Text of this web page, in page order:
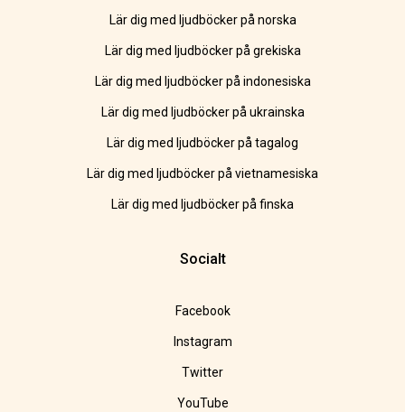
Lär dig med ljudböcker på norska
Lär dig med ljudböcker på grekiska
Lär dig med ljudböcker på indonesiska
Lär dig med ljudböcker på ukrainska
Lär dig med ljudböcker på tagalog
Lär dig med ljudböcker på vietnamesiska
Lär dig med ljudböcker på finska
Socialt
Facebook
Instagram
Twitter
YouTube